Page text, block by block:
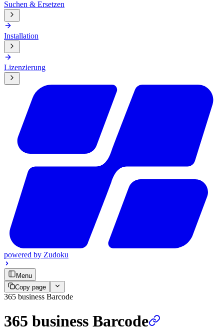
Suchen & Ersetzen
Installation
Lizenzierung
powered by Zudoku
Menu
Copy page
365 business Barcode
365 business Barcode